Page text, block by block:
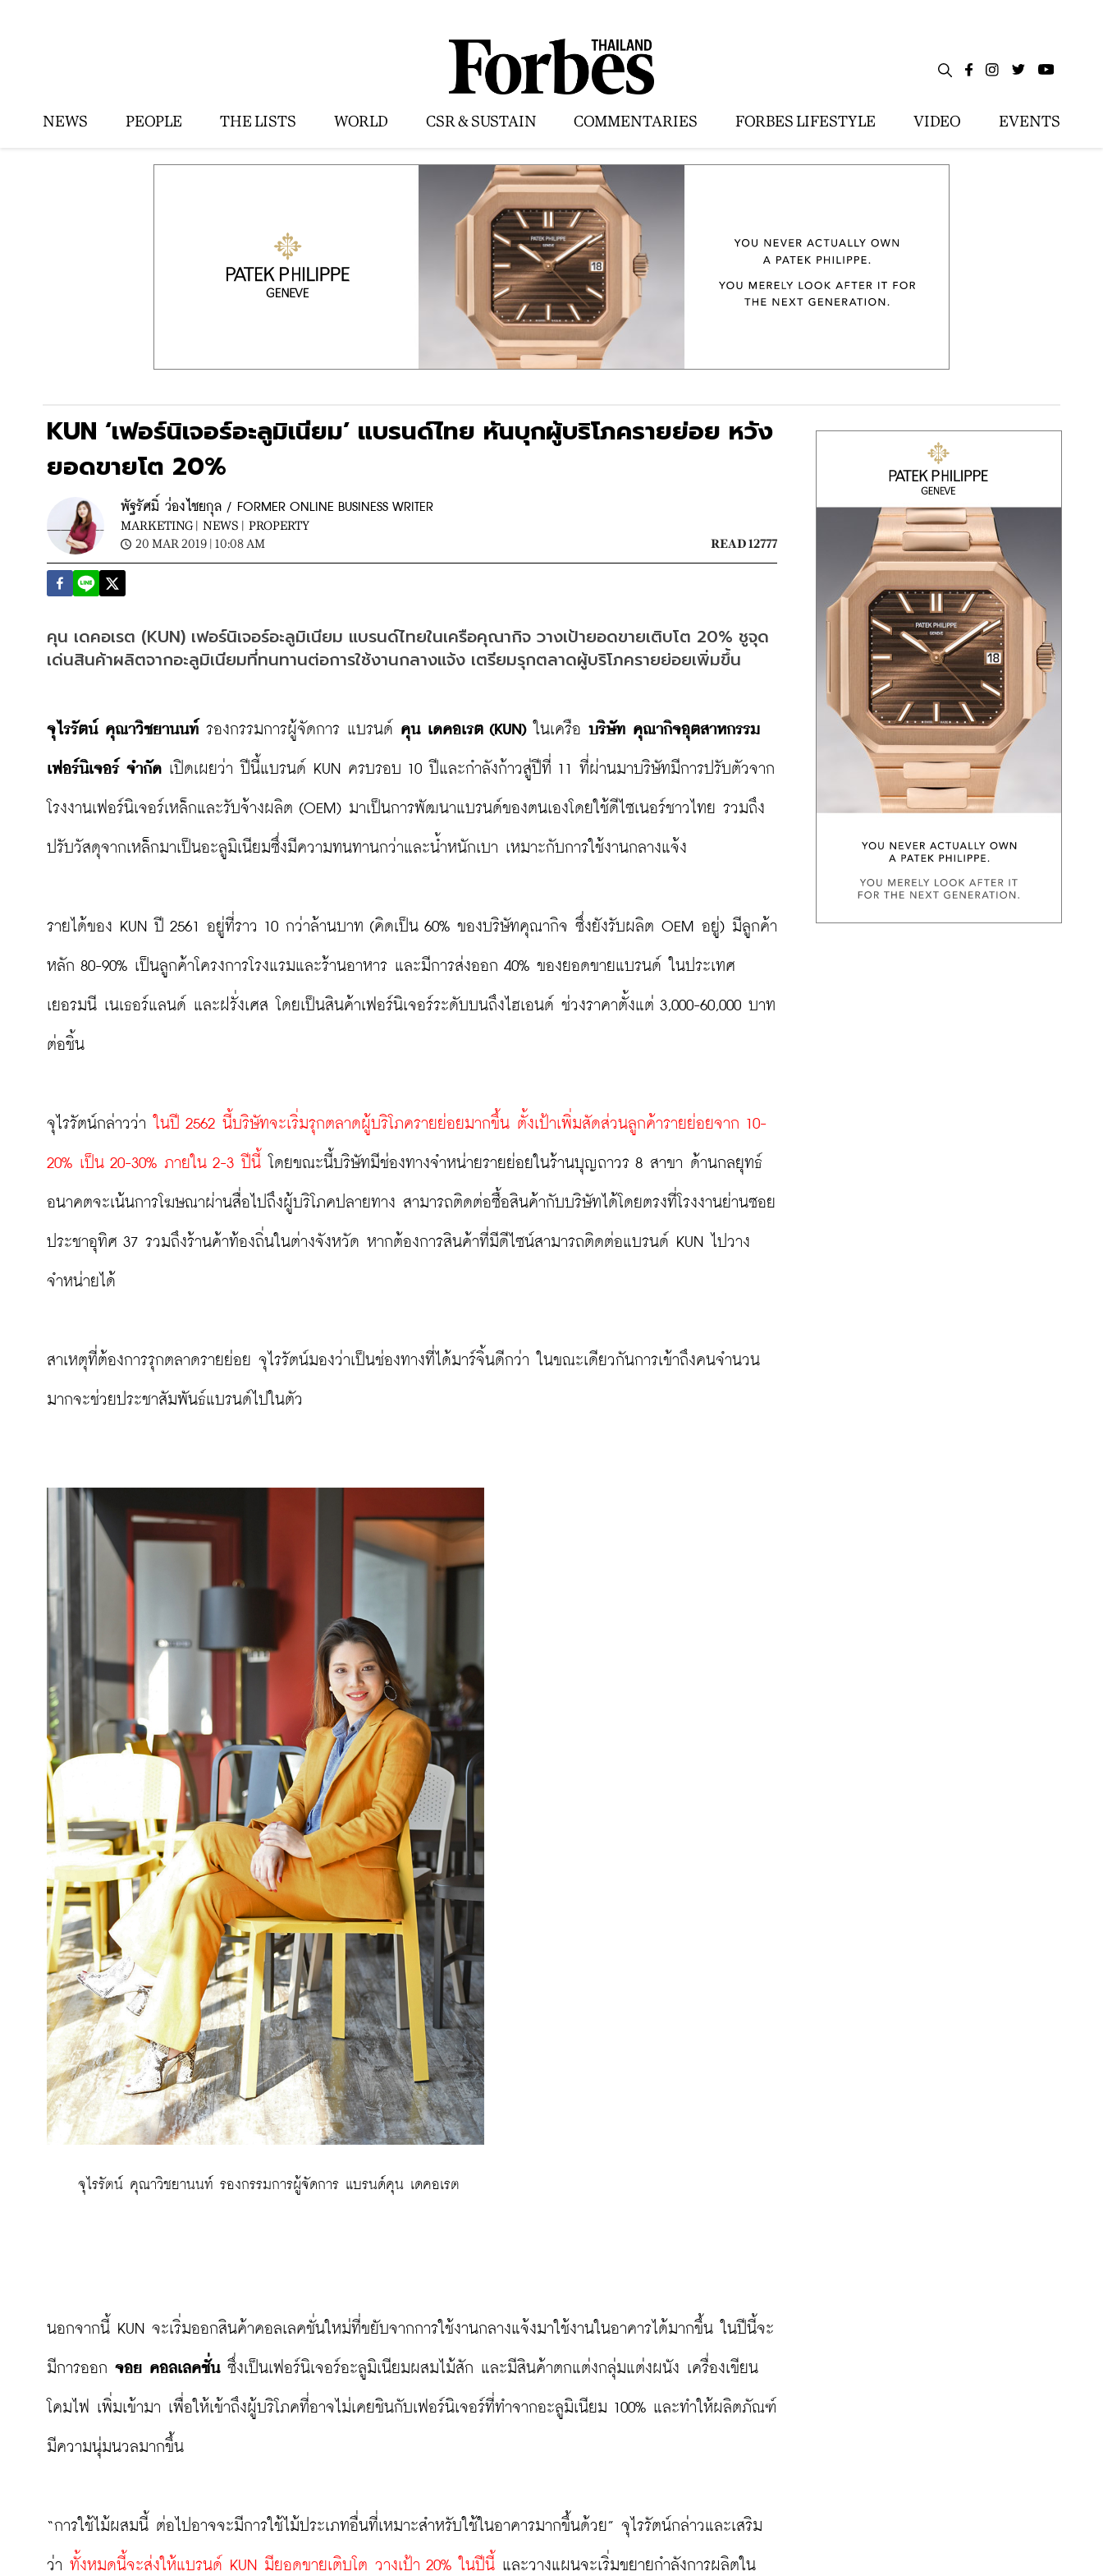
NEWS PEOPLE THE LISTS WORLD CSR & SUSTAIN COMMENTARIES FORBES LIFESTYLE VIDEO EVENTS
KUN ‘เฟอร์นิเจอร์อะลูมิเนียม’ แบรนด์ไทย หันบุกผู้บริโภครายย่อย หวัง
ยอดขายโต 20%
พัฐรัศมิ์ ว่องไชยกุล / FORMER ONLINE BUSINESS WRITER
MARKETING | NEWS | PROPERTY
20 MAR 2019 | 10:08 AM
READ 12777
คุน เดคอเรต (KUN) เฟอร์นิเจอร์อะลูมิเนียม แบรนด์ไทยในเครือคุณากิจ วางเป้ายอดขายเติบโต 20% ชูจุด
เด่นสินค้าผลิตจากอะลูมิเนียมที่ทนทานต่อการใช้งานกลางแจ้ง เตรียมรุกตลาดผู้บริโภครายย่อยเพิ่มขึ้น
จุไรรัตน์ คุณาวิชยานนท์ รองกรรมการผู้จัดการ แบรนด์ คุน เดคอเรต (KUN) ในเครือ บริษัท คุณากิจอุตสาหกรรม
เฟอร์นิเจอร์ จำกัด เปิดเผยว่า ปีนี้แบรนด์ KUN ครบรอบ 10 ปีและกำลังก้าวสู่ปีที่ 11 ที่ผ่านมาบริษัทมีการปรับตัวจาก
โรงงานเฟอร์นิเจอร์เหล็กและรับจ้างผลิต (OEM) มาเป็นการพัฒนาแบรนด์ของตนเองโดยใช้ดีไซเนอร์ชาวไทย รวมถึง
ปรับวัสดุจากเหล็กมาเป็นอะลูมิเนียมซึ่งมีความทนทานกว่าและน้ำหนักเบา เหมาะกับการใช้งานกลางแจ้ง
รายได้ของ KUN ปี 2561 อยู่ที่ราว 10 กว่าล้านบาท (คิดเป็น 60% ของบริษัทคุณากิจ ซึ่งยังรับผลิต OEM อยู่) มีลูกค้า
หลัก 80-90% เป็นลูกค้าโครงการโรงแรมและร้านอาหาร และมีการส่งออก 40% ของยอดขายแบรนด์ ในประเทศ
เยอรมนี เนเธอร์แลนด์ และฝรั่งเศส โดยเป็นสินค้าเฟอร์นิเจอร์ระดับบนถึงไฮเอนด์ ช่วงราคาตั้งแต่ 3,000-60,000 บาท
ต่อชิ้น
จุไรรัตน์กล่าวว่า ในปี 2562 นี้บริษัทจะเริ่มรุกตลาดผู้บริโภครายย่อยมากขึ้น ตั้งเป้าเพิ่มสัดส่วนลูกค้ารายย่อยจาก 10-
20% เป็น 20-30% ภายใน 2-3 ปีนี้ โดยขณะนี้บริษัทมีช่องทางจำหน่ายรายย่อยในร้านบุญถาวร 8 สาขา ด้านกลยุทธ์
อนาคตจะเน้นการโฆษณาผ่านสื่อไปถึงผู้บริโภคปลายทาง สามารถติดต่อซื้อสินค้ากับบริษัทได้โดยตรงที่โรงงานย่านซอย
ประชาอุทิศ 37 รวมถึงร้านค้าท้องถิ่นในต่างจังหวัด หากต้องการสินค้าที่มีดีไซน์สามารถติดต่อแบรนด์ KUN ไปวาง
จำหน่ายได้
สาเหตุที่ต้องการรุกตลาดรายย่อย จุไรรัตน์มองว่าเป็นช่องทางที่ได้มาร์จิ้นดีกว่า ในขณะเดียวกันการเข้าถึงคนจำนวน
มากจะช่วยประชาสัมพันธ์แบรนด์ไปในตัว
จุไรรัตน์ คุณาวิชยานนท์ รองกรรมการผู้จัดการ แบรนด์คุน เดคอเรต
นอกจากนี้ KUN จะเริ่มออกสินค้าคอลเลคชั่นใหม่ที่ขยับจากการใช้งานกลางแจ้งมาใช้งานในอาคารได้มากขึ้น ในปีนี้จะ
มีการออก จอย คอลเลคชั่น ซึ่งเป็นเฟอร์นิเจอร์อะลูมิเนียมผสมไม้สัก และมีสินค้าตกแต่งกลุ่มแต่งผนัง เครื่องเขียน
โคมไฟ เพิ่มเข้ามา เพื่อให้เข้าถึงผู้บริโภคที่อาจไม่เคยชินกับเฟอร์นิเจอร์ที่ทำจากอะลูมิเนียม 100% และทำให้ผลิตภัณฑ์
มีความนุ่มนวลมากขึ้น
“การใช้ไม้ผสมนี้ ต่อไปอาจจะมีการใช้ไม้ประเภทอื่นที่เหมาะสำหรับใช้ในอาคารมากขึ้นด้วย” จุไรรัตน์กล่าวและเสริม
ว่า ทั้งหมดนี้จะส่งให้แบรนด์ KUN มียอดขายเติบโต วางเป้า 20% ในปีนี้ และวางแผนจะเริ่มขยายกำลังการผลิตใน